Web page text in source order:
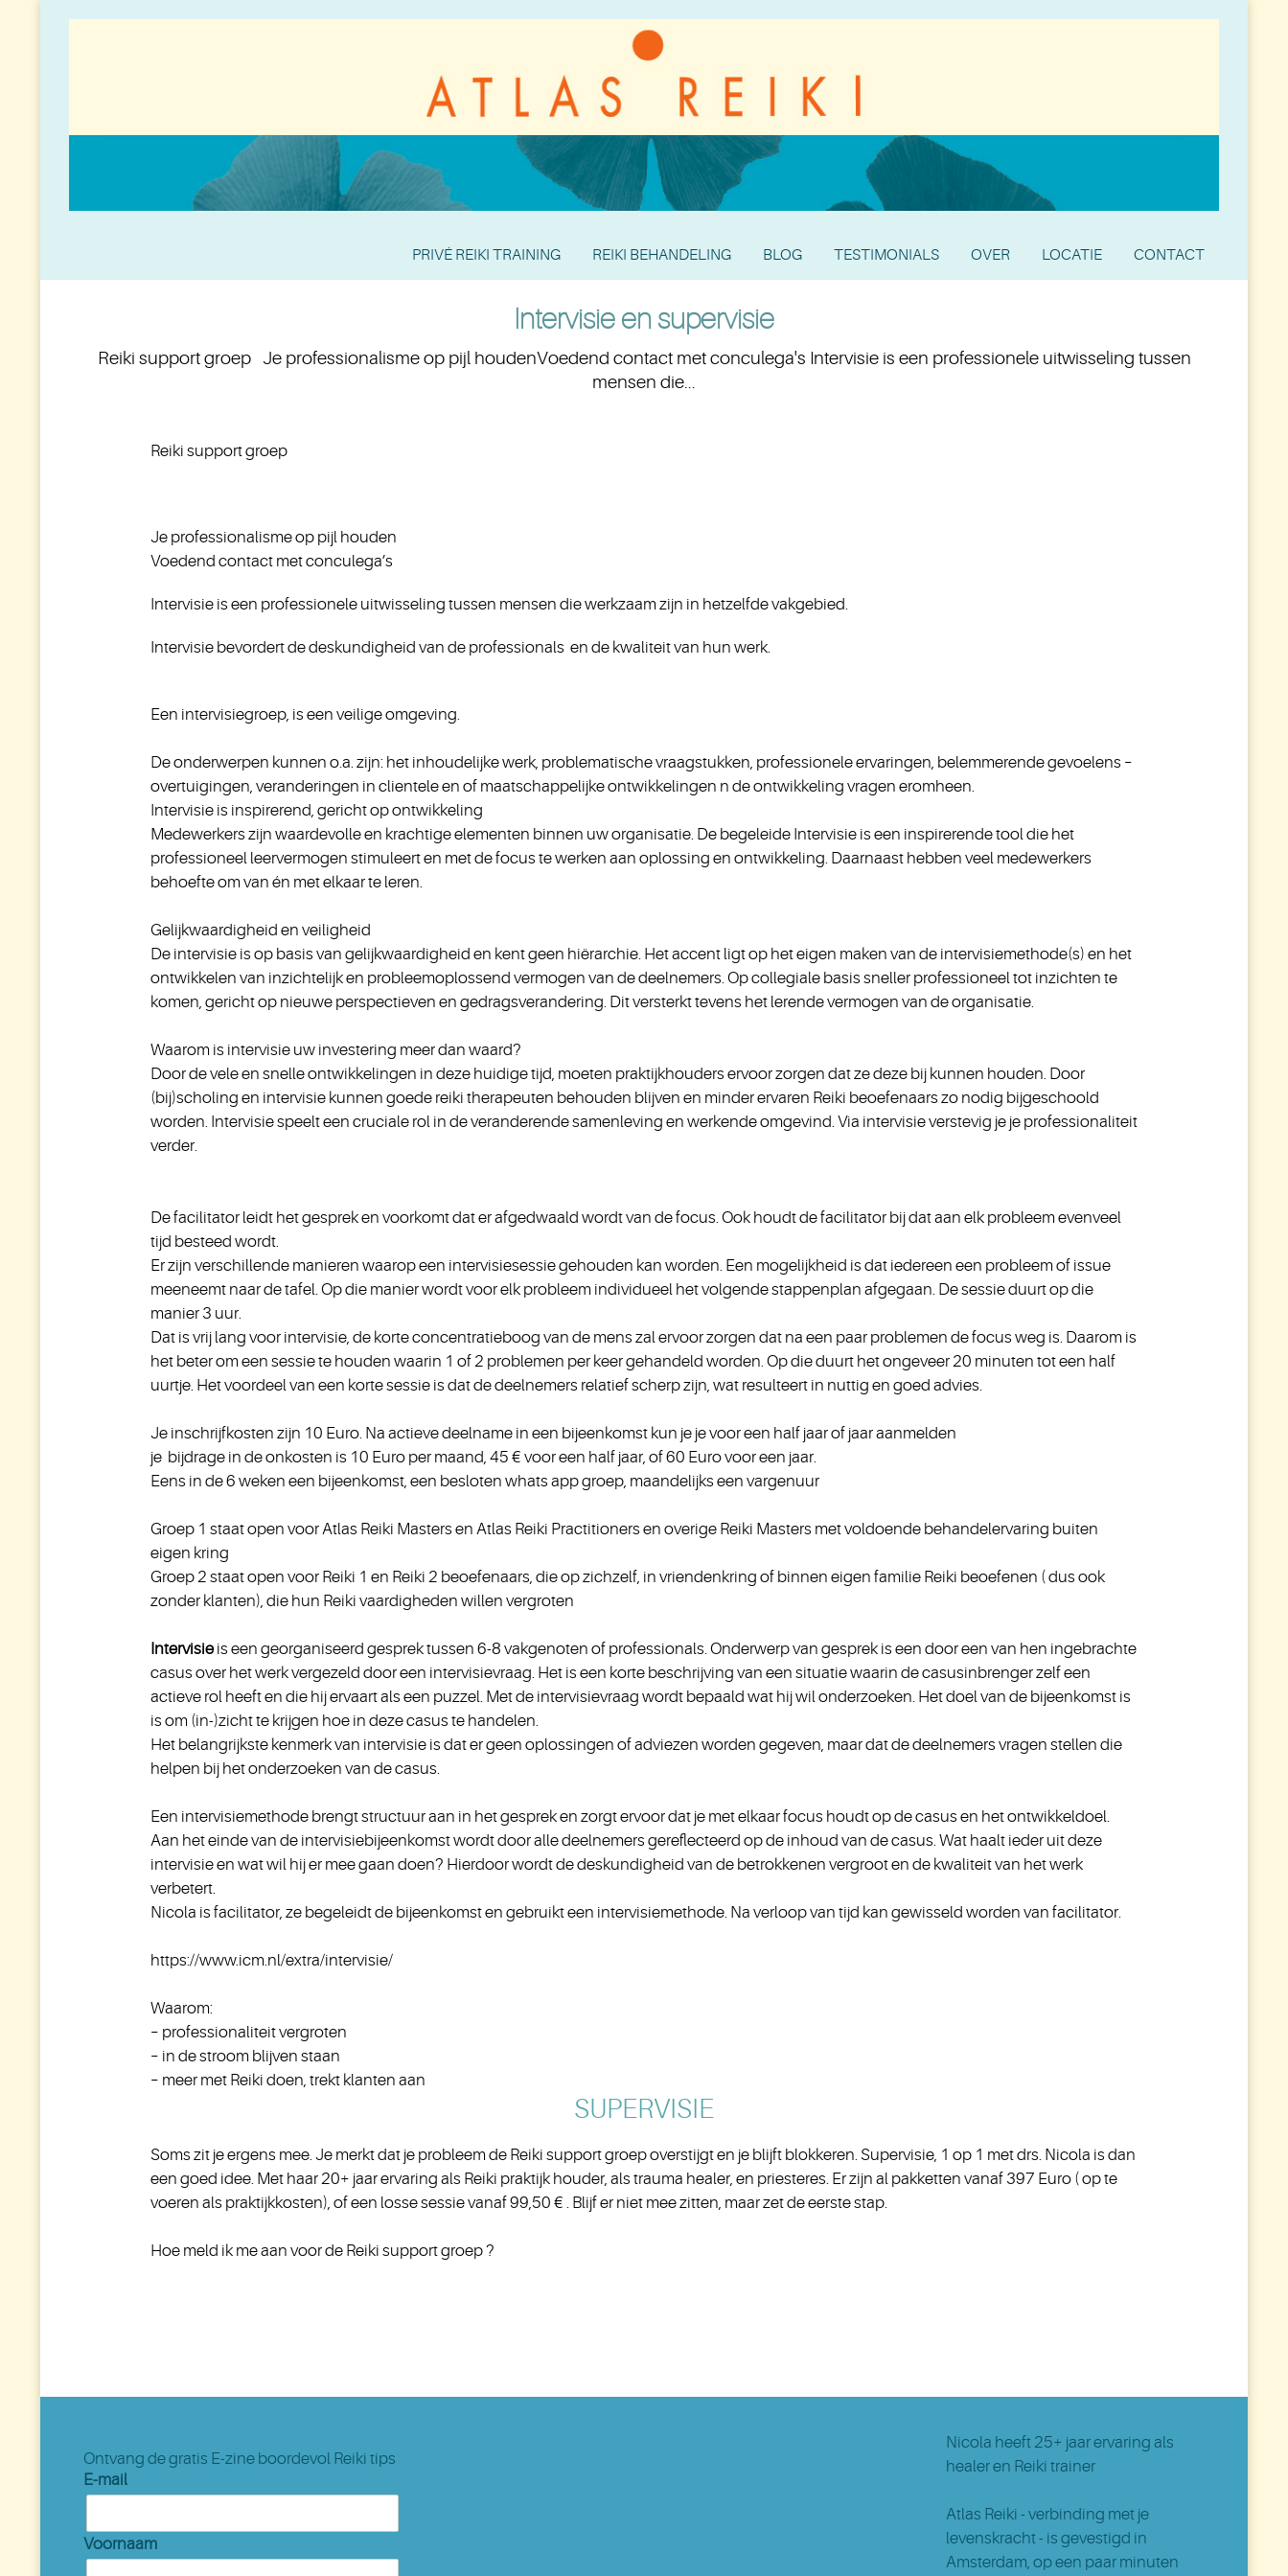
PRIVÉ REIKI TRAINING REIKI BEHANDELING BLOG TESTIMONIALS OVER LOCATIE CONTACT
Intervisie en supervisie
Reiki support groep Je professionalisme op pijl houdenVoedend contact met conculega's Intervisie is een professionele uitwisseling tussen
mensen die...
Reiki support groep
Je professionalisme op pijl houden
Voedend contact met conculega’s
Intervisie is een professionele uitwisseling tussen mensen die werkzaam zijn in hetzelfde vakgebied.
Intervisie bevordert de deskundigheid van de professionals en de kwaliteit van hun werk.
Een intervisiegroep, is een veilige omgeving.
De onderwerpen kunnen o.a. zijn: het inhoudelijke werk, problematische vraagstukken, professionele ervaringen, belemmerende gevoelens –
overtuigingen, veranderingen in clientele en of maatschappelijke ontwikkelingen n de ontwikkeling vragen eromheen.
Intervisie is inspirerend, gericht op ontwikkeling
Medewerkers zijn waardevolle en krachtige elementen binnen uw organisatie. De begeleide Intervisie is een inspirerende tool die het
professioneel leervermogen stimuleert en met de focus te werken aan oplossing en ontwikkeling. Daarnaast hebben veel medewerkers
behoefte om van én met elkaar te leren.
Gelijkwaardigheid en veiligheid
De intervisie is op basis van gelijkwaardigheid en kent geen hiërarchie. Het accent ligt op het eigen maken van de intervisiemethode(s) en het
ontwikkelen van inzichtelijk en probleemoplossend vermogen van de deelnemers. Op collegiale basis sneller professioneel tot inzichten te
komen, gericht op nieuwe perspectieven en gedragsverandering. Dit versterkt tevens het lerende vermogen van de organisatie.
Waarom is intervisie uw investering meer dan waard?
Door de vele en snelle ontwikkelingen in deze huidige tijd, moeten praktijkhouders ervoor zorgen dat ze deze bij kunnen houden. Door
(bij)scholing en intervisie kunnen goede reiki therapeuten behouden blijven en minder ervaren Reiki beoefenaars zo nodig bijgeschoold
worden. Intervisie speelt een cruciale rol in de veranderende samenleving en werkende omgevind. Via intervisie verstevig je je professionaliteit
verder.
De facilitator leidt het gesprek en voorkomt dat er afgedwaald wordt van de focus. Ook houdt de facilitator bij dat aan elk probleem evenveel
tijd besteed wordt.
Er zijn verschillende manieren waarop een intervisiesessie gehouden kan worden. Een mogelijkheid is dat iedereen een probleem of issue
meeneemt naar de tafel. Op die manier wordt voor elk probleem individueel het volgende stappenplan afgegaan. De sessie duurt op die
manier 3 uur.
Dat is vrij lang voor intervisie, de korte concentratieboog van de mens zal ervoor zorgen dat na een paar problemen de focus weg is. Daarom is
het beter om een sessie te houden waarin 1 of 2 problemen per keer gehandeld worden. Op die duurt het ongeveer 20 minuten tot een half
uurtje. Het voordeel van een korte sessie is dat de deelnemers relatief scherp zijn, wat resulteert in nuttig en goed advies.
Je inschrijfkosten zijn 10 Euro. Na actieve deelname in een bijeenkomst kun je je voor een half jaar of jaar aanmelden
je bijdrage in de onkosten is 10 Euro per maand, 45 € voor een half jaar, of 60 Euro voor een jaar.
Eens in de 6 weken een bijeenkomst, een besloten whats app groep, maandelijks een vargenuur
Groep 1 staat open voor Atlas Reiki Masters en Atlas Reiki Practitioners en overige Reiki Masters met voldoende behandelervaring buiten
eigen kring
Groep 2 staat open voor Reiki 1 en Reiki 2 beoefenaars, die op zichzelf, in vriendenkring of binnen eigen familie Reiki beoefenen ( dus ook
zonder klanten), die hun Reiki vaardigheden willen vergroten
Intervisieis een georganiseerd gesprek tussen 6-8 vakgenoten of professionals. Onderwerp van gesprek is een door een van hen ingebrachte
casus over het werk vergezeld door een intervisievraag. Het is een korte beschrijving van een situatie waarin de casusinbrenger zelf een
actieve rol heeft en die hij ervaart als een puzzel. Met de intervisievraag wordt bepaald wat hij wil onderzoeken. Het doel van de bijeenkomst is
is om (in-)zicht te krijgen hoe in deze casus te handelen.
Het belangrijkste kenmerk van intervisie is dat er geen oplossingen of adviezen worden gegeven, maar dat de deelnemers vragen stellen die
helpen bij het onderzoeken van de casus.
Een intervisiemethode brengt structuur aan in het gesprek en zorgt ervoor dat je met elkaar focus houdt op de casus en het ontwikkeldoel.
Aan het einde van de intervisiebijeenkomst wordt door alle deelnemers gereflecteerd op de inhoud van de casus. Wat haalt ieder uit deze
intervisie en wat wil hij er mee gaan doen? Hierdoor wordt de deskundigheid van de betrokkenen vergroot en de kwaliteit van het werk
verbetert.
Nicola is facilitator, ze begeleidt de bijeenkomst en gebruikt een intervisiemethode. Na verloop van tijd kan gewisseld worden van facilitator.
https://www.icm.nl/extra/intervisie/
Waarom:
– professionaliteit vergroten
– in de stroom blijven staan
– meer met Reiki doen, trekt klanten aan
SUPERVISIE
Soms zit je ergens mee. Je merkt dat je probleem de Reiki support groep overstijgt en je blijft blokkeren. Supervisie, 1 op 1 met drs. Nicola is dan
een goed idee. Met haar 20+ jaar ervaring als Reiki praktijk houder, als trauma healer, en priesteres. Er zijn al pakketten vanaf 397 Euro ( op te
voeren als praktijkkosten), of een losse sessie vanaf 99,50 € . Blijf er niet mee zitten, maar zet de eerste stap.
Hoe meld ik me aan voor de Reiki support groep ?
Ontvang de gratis E-zine boordevol Reiki tips
E-mail
Voornaam
Nicola heeft 25+ jaar ervaring als
healer en Reiki trainer
Atlas Reiki - verbinding met je
levenskracht - is gevestigd in
Amsterdam , op een paar minuten